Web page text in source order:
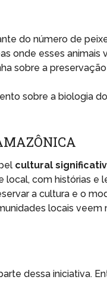
do número de
onde esses animais
sobre a
sobre a biologia
cultural
com histórias e
a cultura e o
locais veem
dessa iniciativa.